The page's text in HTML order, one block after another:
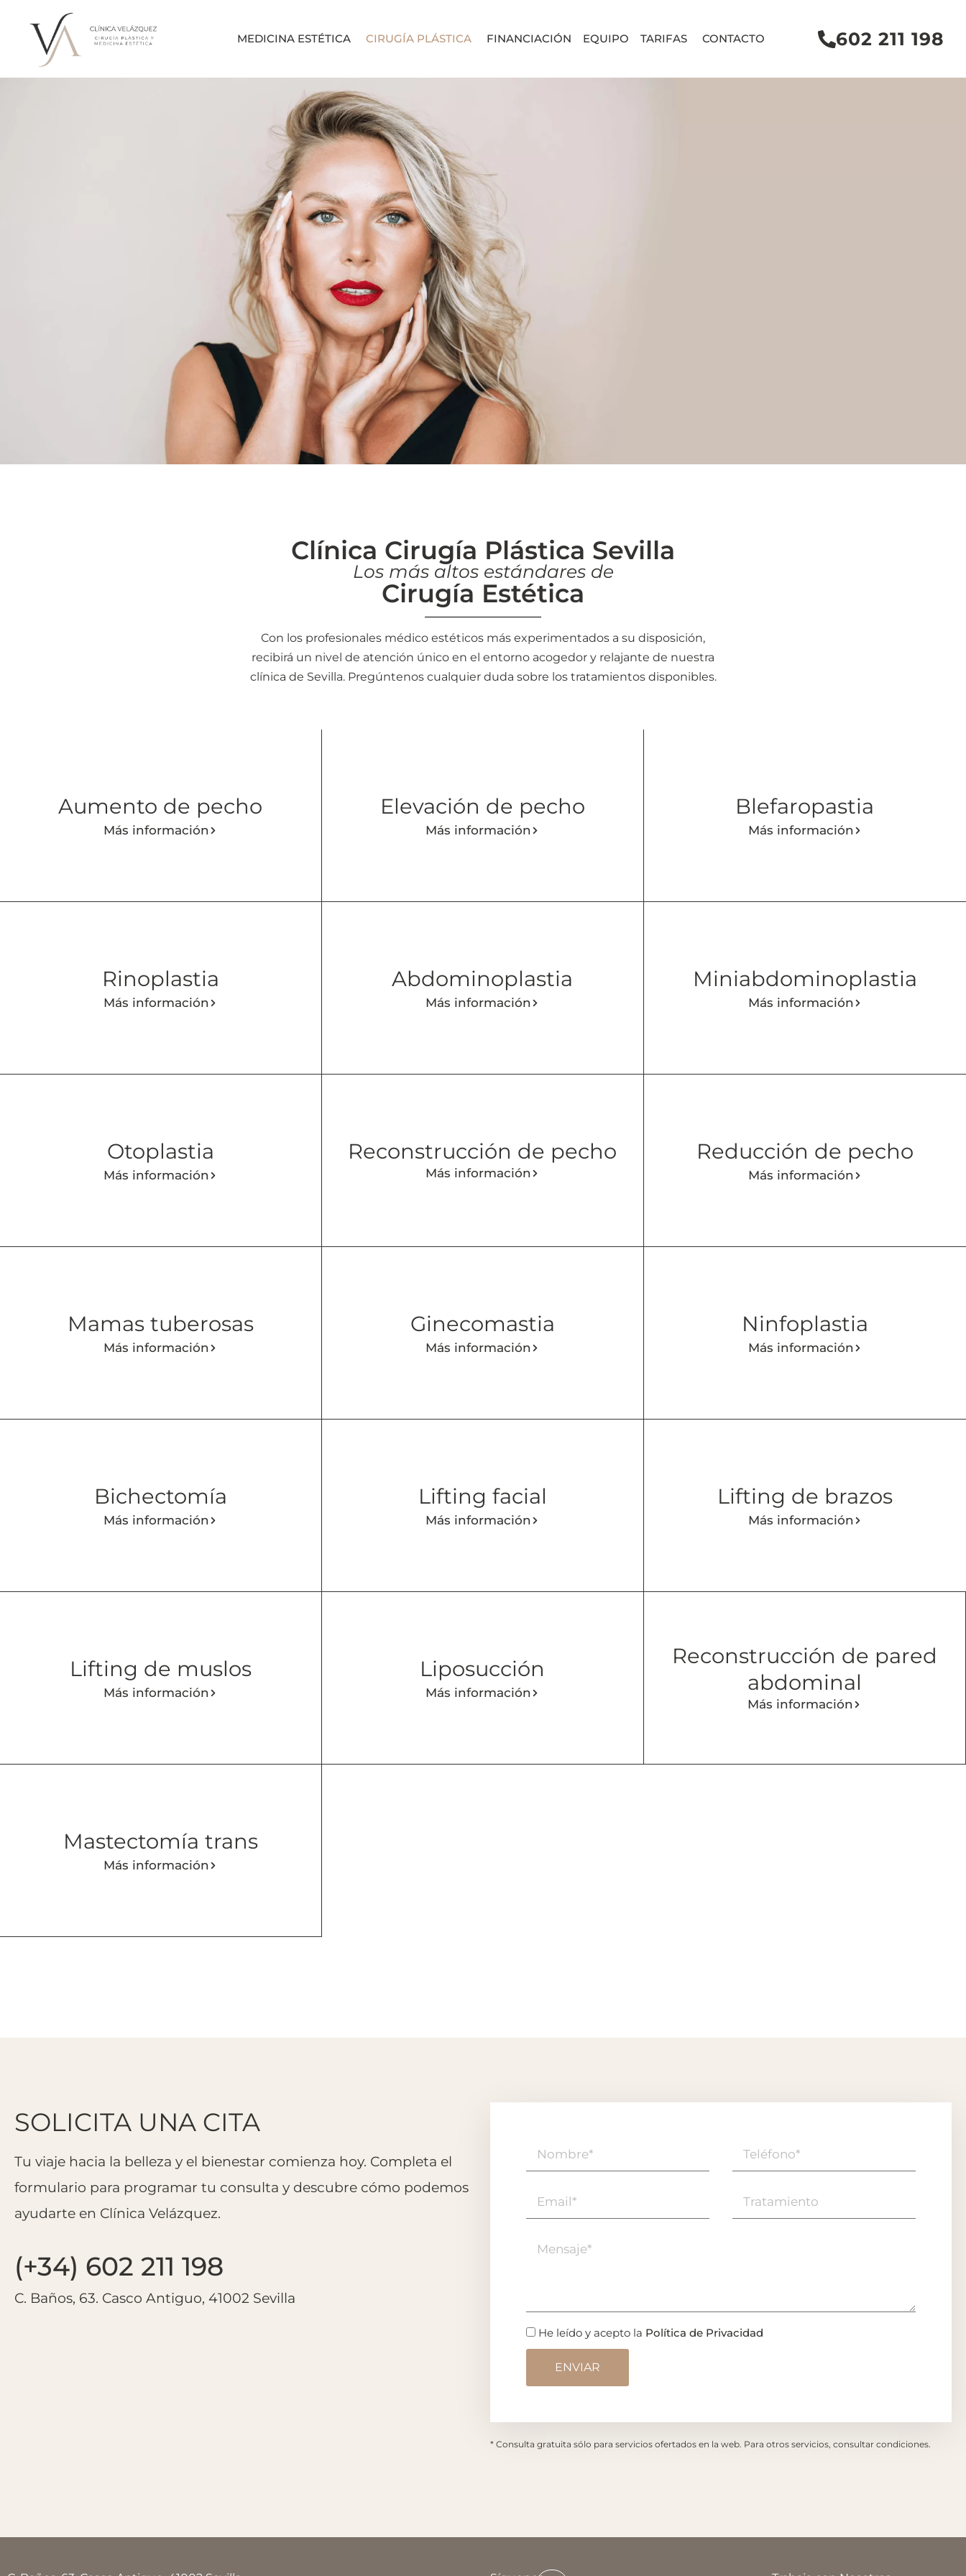
MEDICINA ESTÉTICA CIRUGÍA PLÁSTICA FINANCIACIÓN EQUIPO TARIFAS CONTACTO 602 211 198
Clínica Cirugía Plástica Sevilla
Los más altos estándares de
Cirugía Estética
Con los profesionales médico estéticos más experimentados a su disposición,
recibirá un nivel de atención único en el entorno acogedor y relajante de nuestra
clínica de Sevilla. Pregúntenos cualquier duda sobre los tratamientos disponibles.
Aumento de pecho
Más información
Elevación de pecho
Más información
Blefaropastia
Más información
Rinoplastia
Más información
Abdominoplastia
Más información
Miniabdominoplastia
Más información
Otoplastia
Más información
Reconstrucción de pecho
Más información
Reducción de pecho
Más información
Mamas tuberosas
Más información
Ginecomastia
Más información
Ninfoplastia
Más información
Bichectomía
Más información
Lifting facial
Más información
Lifting de brazos
Más información
Lifting de muslos
Más información
Liposucción
Más información
Reconstrucción de pared
abdominal
Más información
Mastectomía trans
Más información
SOLICITA UNA CITA
Tu viaje hacia la belleza y el bienestar comienza hoy. Completa el
formulario para programar tu consulta y descubre cómo podemos
ayudarte en Clínica Velázquez.
(+34) 602 211 198
C. Baños, 63. Casco Antiguo, 41002 Sevilla
He leído y acepto la Política de Privacidad
* Consulta gratuita sólo para servicios ofertados en la web. Para otros servicios, consultar condiciones.